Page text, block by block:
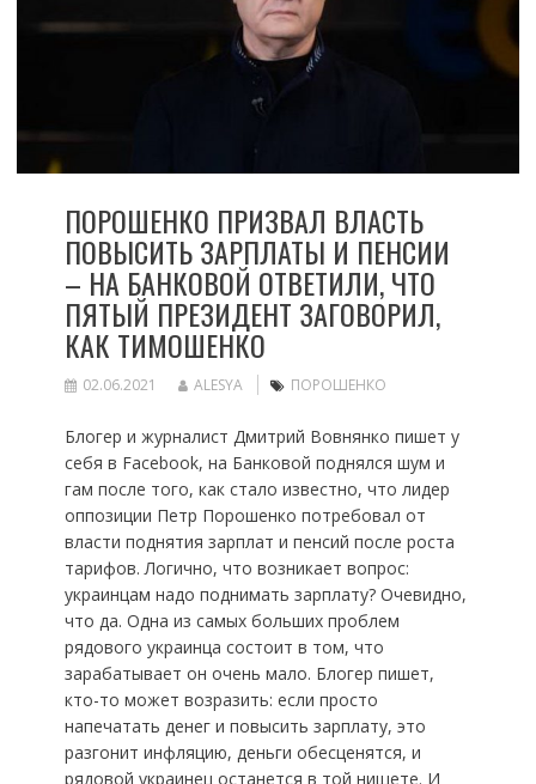
ПОРОШЕНКО ПРИЗВАЛ ВЛАСТЬ
ПОВЫСИТЬ ЗАРПЛАТЫ И ПЕНСИИ
– НА БАНКОВОЙ ОТВЕТИЛИ, ЧТО
ПЯТЫЙ ПРЕЗИДЕНТ ЗАГОВОРИЛ,
КАК ТИМОШЕНКО
02.06.2021 ALESYA ПОРОШЕНКО
Блогер и журналист Дмитрий Вовнянко пишет у
себя в Facebook, на Банковой поднялся шум и
гам после того, как стало известно, что лидер
оппозиции Петр Порошенко потребовал от
власти поднятия зарплат и пенсий после роста
тарифов. Логично, что возникает вопрос:
украинцам надо поднимать зарплату? Очевидно,
что да. Одна из самых больших проблем
рядового украинца состоит в том, что
зарабатывает он очень мало. Блогер пишет,
кто-то может возразить: если просто
напечатать денег и повысить зарплату, это
разгонит инфляцию, деньги обесценятся, и
рядовой украинец останется в той нищете. И